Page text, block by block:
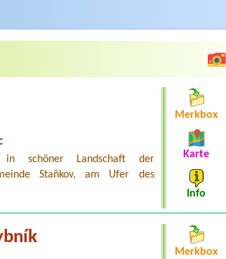
schöner Landschaft der
Staňkov, am Ufer des
Merkbox
Karte
Info
Merkbox